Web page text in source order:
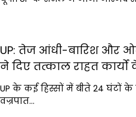
UP: तेज आंधी-बारिश और
ने दिए तत्काल राहत
UP के कई हिस्सों में बीते 24 घंटों के
वज्रपात…